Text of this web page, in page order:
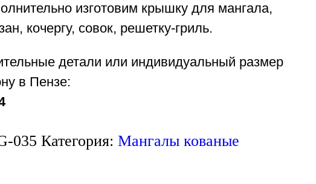
изготовим крышку для мангала,
кочергу, совок, решетку-гриль.
детали или индивидуальный размер
в Пензе:
035 Категория:Мангалы кованые